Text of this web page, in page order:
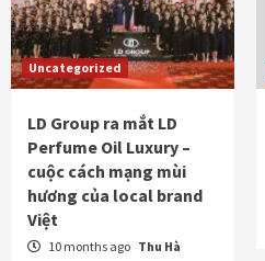
Uncategorized
LD Group ra mắt LD
Perfume Oil Luxury –
cuộc cách mạng mùi
hương của local brand
Việt
10 months ago Thu Hà